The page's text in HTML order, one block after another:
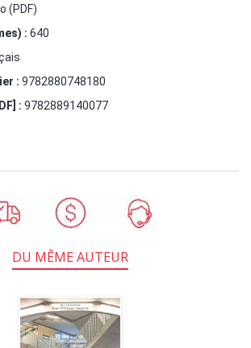
(PDF)
: 640
: 9782880748180
: 9782889140077
DU MÊME AUTEUR